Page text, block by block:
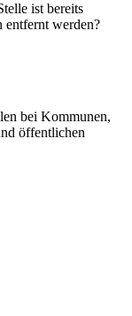
ist bereits
entfernt werden?
bei Kommunen,
öffentlichen